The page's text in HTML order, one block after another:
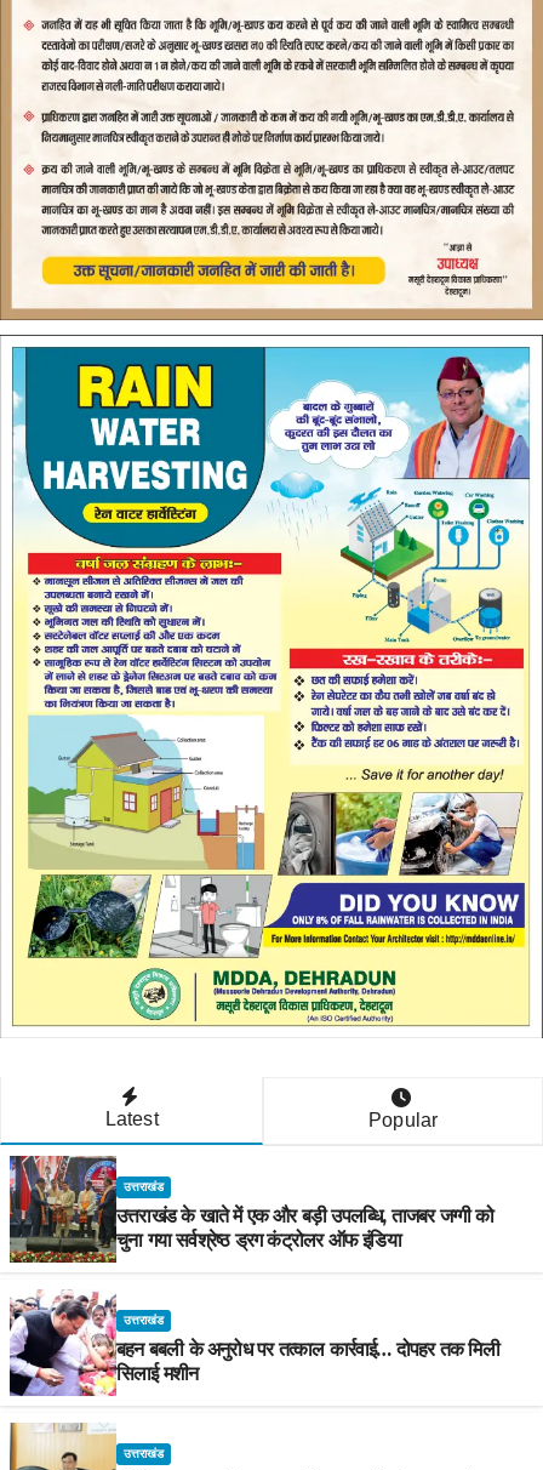
Latest Popular
उत्तराखंड
उत्तराखंड के खाते में एक और बड़ी उपलब्धि, ताजबर जग्गी को
चुना गया सर्वश्रेष्ठ ड्रग कंट्रोलर ऑफ इंडिया
उत्तराखंड
बहन बबली के अनुरोध पर तत्काल कार्रवाई… दोपहर तक मिली
सिलाई मशीन
उत्तराखंड